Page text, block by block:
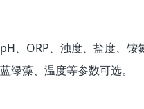
、ORP、浊度、盐度、铵
绿藻、温度等参数可选。